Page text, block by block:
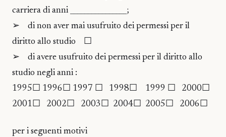
carriera di anni ________________;
➢ di non aver mai usufruito dei permessi per il
diritto allo studio ☐
➢ di avere usufruito dei permessi per il diritto allo
studio negli anni :
1995☐ 1996☐ 1997 ☐ 1998☐ 1999 ☐ 2000☐
2001☐ 2002☐ 2003☐ 2004☐ 2005☐ 2006☐
per i seguenti motivi